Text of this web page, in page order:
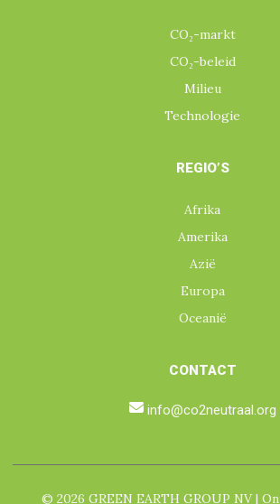
CO₂-markt
CO₂-beleid
Milieu
Technologie
REGIO’S
Afrika
Amerika
Azië
Europa
Oceanië
CONTACT
info@co2neutraal.org
© 2026 GREEN EARTH GROUP NV |